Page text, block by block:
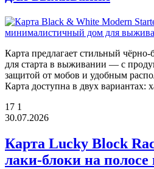
Карта предлагает стильный
для старта в выживании — с
защитой от мобов и удобным
Карта доступна в двух вариантах:
17 1
30.07.2026
Карта Lucky Block
лаки-блоки на полосе